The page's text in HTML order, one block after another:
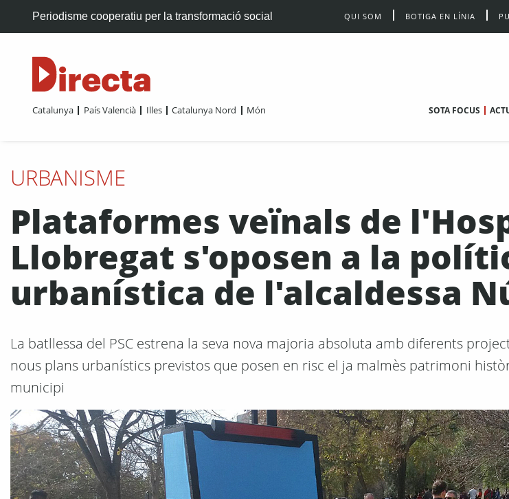
Periodisme cooperatiu per la transformació social QUI SOM BOTIGA EN LÍNIA
Catalunya País Valencià Illes Catalunya Nord Món SOTA FOCUS
URBANISME
Plataformes veïnals de
Llobregat s'oposen a la
urbanística de l'alcaldessa
La batllessa del PSC estrena la seva nova majoria absoluta amb diferents
nous plans urbanístics previstos que posen en risc el ja malmès patrimoni
municipi